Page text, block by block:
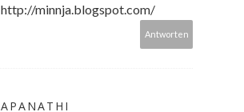
http://minnja.blogspot.com/
Antworten
APANATHI